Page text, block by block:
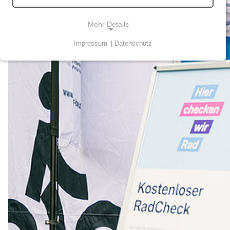
Mehr Details
Technisch notwendige Cookies ermöglichen
grundlegende Funktionen und sind für die
einwandfreie Funktion der Webseite erforderlich.
STATISTIK
Statistik-Cookies werden zur Analyse und
Optimierung der Webseite verwendet. Sie tun dies,
indem sie Besucher über Websites hinweg
verfolgen.
Matomo
Impressum Datenschutz